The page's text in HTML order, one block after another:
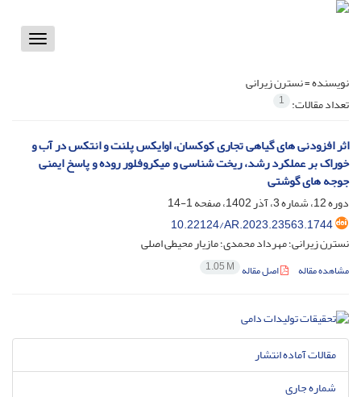
Toggle
نویسنده =نسترن زیرانی
تعداد مقالات: 1
اثر افزودنی های گیاهی تجاری کوکسان، اوایکس پلنت و انتکس در آب و
خوراک بر عملکرد رشد، ریخت شناسی و میکروفلور روده و پاسخ ایمنی
جوجه های گوشتی
دوره 12، شماره 3، آذر 1402، صفحه
1-14
10.22124/AR.2023.23563.1744
نسترن زیرانی؛ مهرداد محمدی؛ مازیار محیطی اصلی
مشاهده مقاله اصل مقاله 1.05 M
مقالات آماده انتشار
شماره جاری